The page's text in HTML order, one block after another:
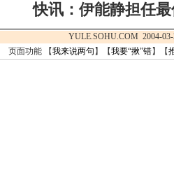
快讯：伊能静担任
YULE.SOHU.COM 2004-
页面功能 【我来说两句 】【我要“揪”错】【